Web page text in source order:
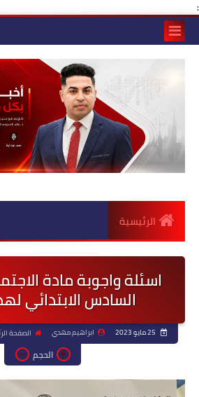
:
الرئيسية
اسئلة واجوبة مادة
السادس الابتدائي
ابراهيم مهدي الصفحة
الحجم